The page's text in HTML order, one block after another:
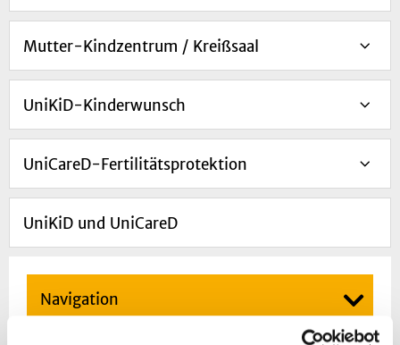
Mutter-Kindzentrum / Kreißsaal
UniKiD-Kinderwunsch
UniCareD-Fertilitätsprotektion
UniKiD und UniCareD
Navigation